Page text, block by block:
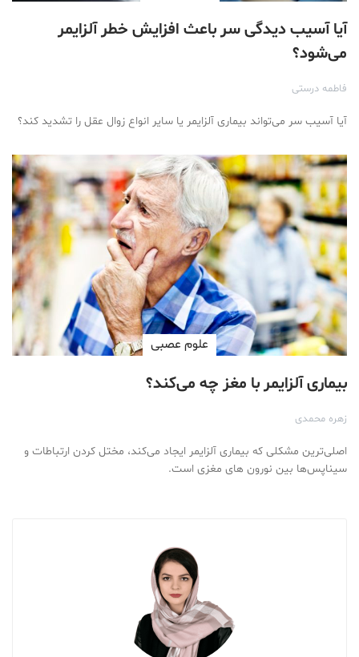
آیا آسیب دیدگی سر باعث افزایش خطر آلزایمر
می‌شود؟
فاطمه درستی
آیا آسیب سر می‌تواند بیماری آلزایمر یا سایر انواع زوال عقل را تشدید کند؟
علوم عصبی
بیماری آلزایمر با مغز چه می‌کند؟
زهره محمدی
اصلی‌ترین مشکلی که بیماری آلزایمر ایجاد می‌کند، مختل کردن ارتباطات و
سیناپس‌ها بین نورون های مغزی است.